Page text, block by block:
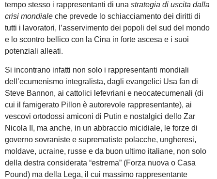
tempo stesso i rappresentanti di una strategia di uscita dalla
crisi mondiale che prevede lo schiacciamento dei diritti di
tutti i lavoratori, l’asservimento dei popoli del sud del mondo
e lo scontro bellico con la Cina in forte ascesa e i suoi
potenziali alleati.
Si incontrano infatti non solo i rappresentanti mondiali
dell’ecumenismo integralista, dagli evangelici Usa fan di
Steve Bannon, ai cattolici lefevriani e neocatecumenali (di
cui il famigerato Pillon è autorevole rappresentante), ai
vescovi ortodossi amiconi di Putin e nostalgici dello Zar
Nicola II, ma anche, in un abbraccio micidiale, le forze di
governo sovraniste e suprematiste polacche, ungheresi,
moldave, ucraine, russe e da buon ultimo italiane, non solo
della destra considerata “estrema” (Forza nuova o Casa
Pound) ma della Lega, il cui massimo rappresentante